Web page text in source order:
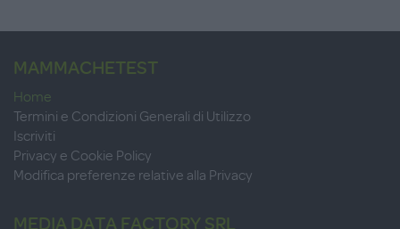
MAMMACHETEST
Home
Termini e Condizioni Generali di Utilizzo
Iscriviti
Privacy e Cookie Policy
Modifica preferenze relative alla Privacy
MEDIA DATA FACTORY SRL